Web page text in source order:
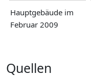
Hauptgebäude im
Februar 2009
Quellen